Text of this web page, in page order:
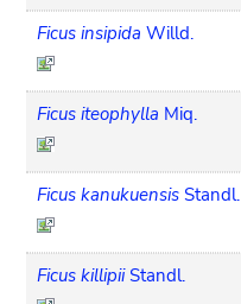
Ficus insipida Willd.
Ficus iteophylla Miq.
Ficus kanukuensis Standl.
Ficus killipii Standl.